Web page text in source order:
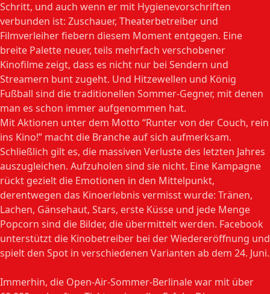
Schritt, und auch wenn er mit Hygienevorschriften
verbunden ist: Zuschauer, Theaterbetreiber und
Filmverleiher fiebern diesem Moment entgegen. Eine
breite Palette neuer, teils mehrfach verschobener
Kinofilme zeigt, dass es nicht nur bei Sendern und
Streamern bunt zugeht. Und Hitzewellen und König
Fußball sind die traditionellen Sommer-Gegner, mit denen
man es schon immer aufgenommen hat.
Mit Aktionen unter dem Motto “Runter von der Couch, rein
ins Kino!” macht die Branche auf sich aufmerksam.
Schließlich gilt es, die massiven Verluste des letzten Jahres
auszugleichen. Aufzuholen sind sie nicht. Eine Kampagne
rückt gezielt die Emotionen in den Mittelpunkt,
derentwegen das Kinoerlebnis vermisst wurde: Tränen,
Lachen, Gänsehaut, Stars, erste Küsse und jede Menge
Popcorn sind die Bilder, die übermittelt werden. Facebook
unterstützt die Kinobetreiber bei der Wiedereröffnung und
spielt den Spot in verschiedenen Varianten ab dem 24. Juni.
Immerhin, die Open-Air-Sommer-Berlinale war mit über